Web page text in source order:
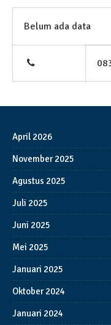
Belum ada data
April 2026
November 2025
Agustus 2025
Juli 2025
Juni 2025
Mei 2025
Januari 2025
Oktober 2024
Januari 2024